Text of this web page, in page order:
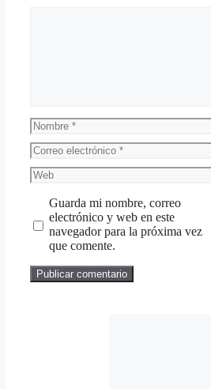
Nombre
Correo
electrónico
Web
Guarda mi nombre, correo
electrónico y web en este
navegador para la próxima vez
que comente.